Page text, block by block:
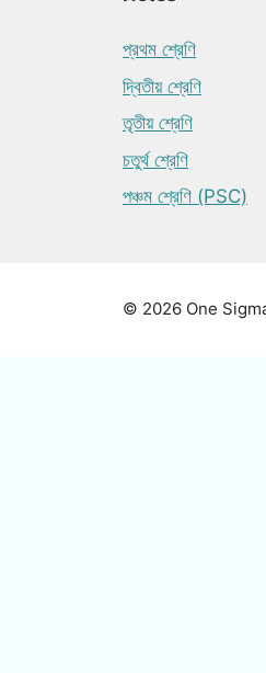
প্রথম শ্রেণি
দ্বিতীয় শ্রেণি
তৃতীয় শ্রেণি
চতুর্থ শ্রেণি
পঞ্চম শ্রেণি (PSC)
© 2026 One